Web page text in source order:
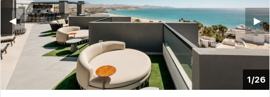
1/26
▶︎
◀︎